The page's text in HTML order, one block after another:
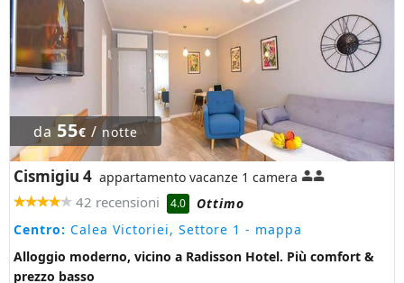
da55€ / notte
Cismigiu 4 appartamento vacanze 1 camera
42 recensioni 4.0
Ottimo
Centro: Calea Victoriei, Settore 1 - mappa
Alloggio moderno, vicino a Radisson Hotel. Più comfort &
prezzo basso